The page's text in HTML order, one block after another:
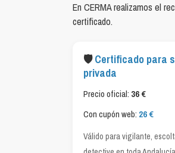
En CERMA realizamos el
certificado.
🛡Certificado para
privada
Precio oficial: 36 €
Con cupón web: 26 €
Válido para vigilante,